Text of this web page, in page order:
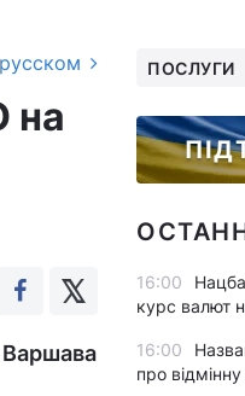
на
Варшава
ПОСЛУГИ
16:00
курс валют
16:00
про